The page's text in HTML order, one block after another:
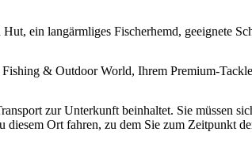
ein langärmliges Fischerhemd, geeignete
& Outdoor World, Ihrem Premium-
zur Unterkunft beinhaltet. Sie müssen
Ort fahren, zu dem Sie zum Zeitpunkt